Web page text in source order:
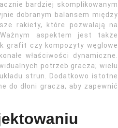
bardziej skomplikowanym
dobranym balansem między
rakiety, które pozwalają na
aspektem jest także
grafit czy kompozyty węglowe
właściwości dynamiczne.
potrzeb gracza; wielu
strun. Dodatkowo istotne
do dłoni gracza, aby zapewnić